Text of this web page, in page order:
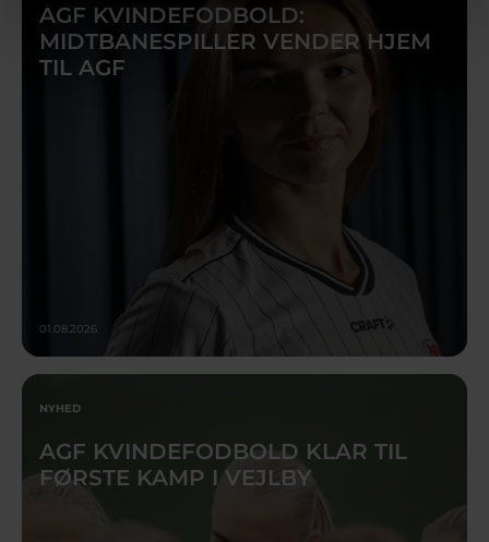
AGF KVINDEFODBOLD:
MIDTBANESPILLER VENDER HJEM
TIL AGF
01.08.2026
NYHED
AGF KVINDEFODBOLD KLAR TIL
FØRSTE KAMP I VEJLBY